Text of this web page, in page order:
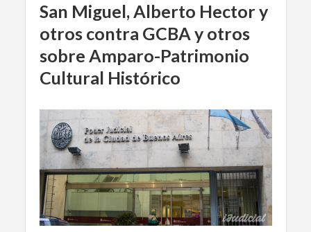
San Miguel, Alberto Hector y
otros contra GCBA y otros
sobre Amparo-Patrimonio
Cultural Histórico